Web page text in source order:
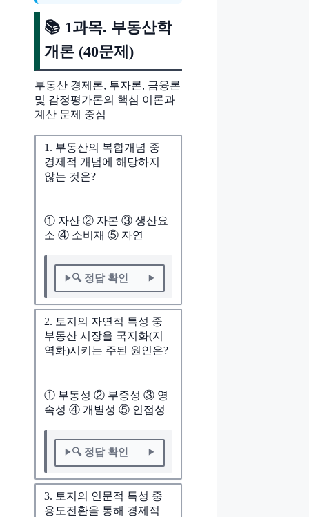
📚 1과목. 부동산학
개론 (40문제)
부동산 경제론, 투자론, 금융론
및 감정평가론의 핵심 이론과
계산 문제 중심
1. 부동산의 복합개념 중
경제적 개념에 해당하지
않는 것은?
① 자산 ② 자본 ③ 생산요
소 ④ 소비재 ⑤ 자연
🔍 정답 확인
2. 토지의 자연적 특성 중
부동산 시장을 국지화(지
역화)시키는 주된 원인은?
① 부동성 ② 부증성 ③ 영
속성 ④ 개별성 ⑤ 인접성
🔍 정답 확인
3. 토지의 인문적 특성 중
용도전환을 통해 경제적